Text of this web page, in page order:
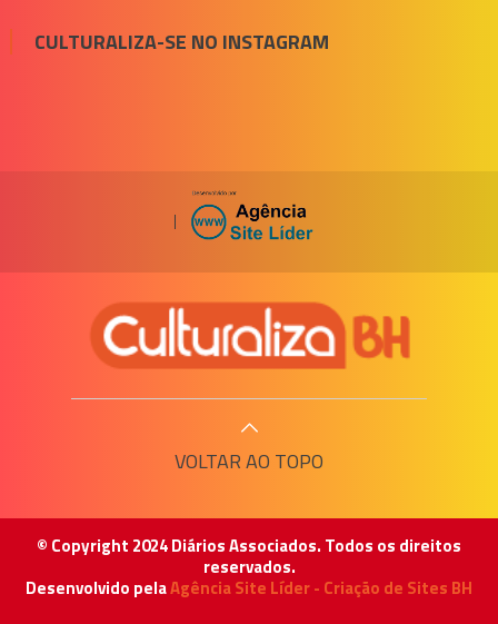
CULTURALIZA-SE NO INSTAGRAM
|
VOLTAR AO TOPO
© Copyright 2024 Diários Associados. Todos os direitos
reservados.
Desenvolvido pelaAgência Site Líder - Criação de Sites BH